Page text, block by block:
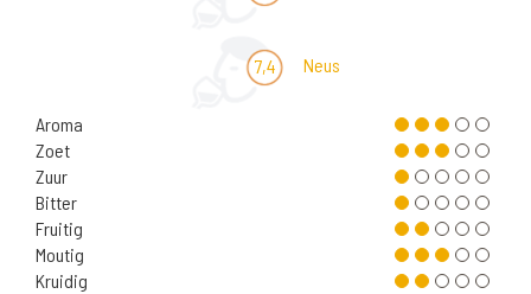
7,4 Neus
Aroma
Zoet
Zuur
Bitter
Fruitig
Moutig
Kruidig